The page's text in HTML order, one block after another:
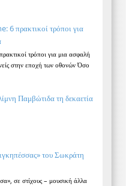
6 πρακτικοί τρόποι για
τρόποι για μια ασφαλή
στην εποχή των οθονών Όσο
Παμβώτιδα τη δεκαετία
του Σωκράτη
σε στίχους – μουσική άλλα